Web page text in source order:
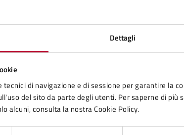
Dettagli
tecnici di navigazione e di sessione per garantire la
del sito da parte degli utenti. Per saperne di più
alcuni, consulta la nostra Cookie Policy.
sono chiare le informazioni su
Valuta 5 stelle su 5
Valuta 4 stelle su 5
Valuta 3 stelle su 5
Valuta 2 stelle su 5
1 stelle su 5